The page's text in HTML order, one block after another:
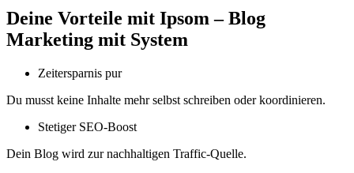
Deine Vorteile mit Ipsom – Blog
Marketing mit System
Zeitersparnis pur
Du musst keine Inhalte mehr selbst schreiben oder koordinieren.
Stetiger SEO-Boost
Dein Blog wird zur nachhaltigen Traffic-Quelle.